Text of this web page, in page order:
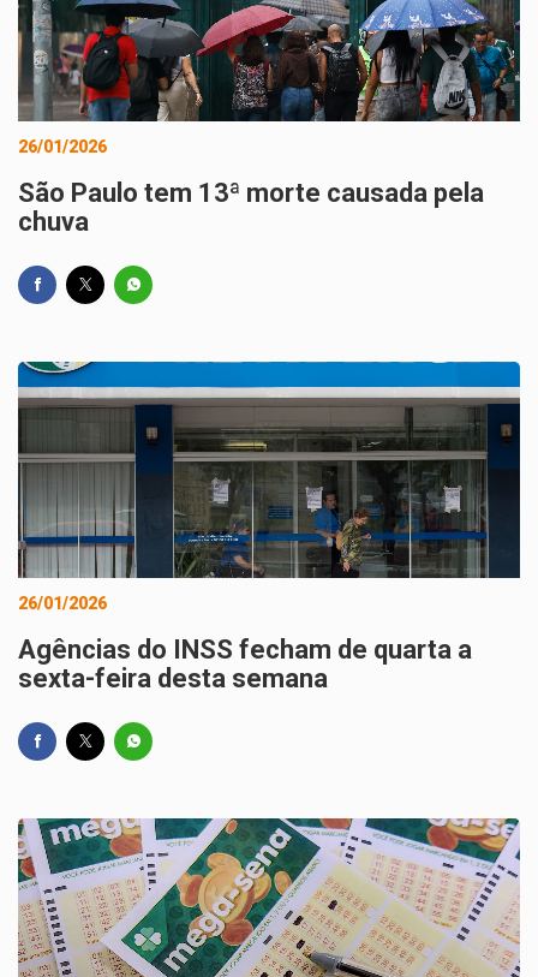
26/01/2026
São Paulo tem 13ª morte causada pela
chuva
26/01/2026
Agências do INSS fecham de quarta a
sexta-feira desta semana